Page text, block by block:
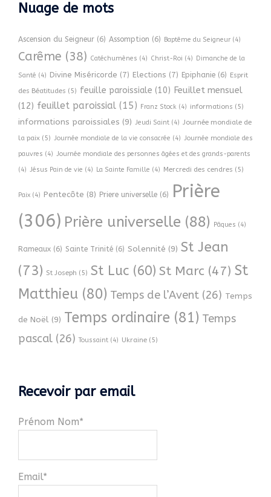
Nuage de mots
Ascension du Seigneur (6) Assomption (6) Baptême du Seigneur (4)
Carême (38) Catéchumènes (4) Christ-Roi (4) Dimanche de la
Santé (4) Divine Miséricorde (7) Elections (7) Epiphanie (6) Esprit
des Béatitudes (5) feuille paroissiale (10) Feuillet mensuel
(12) feuillet paroissial (15) Franz Stock (4) informations (5)
informations paroissiales (9) Jeudi Saint (4) Journée mondiale de
la paix (5) Journée mondiale de la vie consacrée (4) Journée mondiale des
pauvres (4) Journée mondiale des personnes âgées et des grands-parents
(4) Jésus Pain de vie (4) La Sainte Famille (4) Mercredi des cendres (5)
Paix (4) Pentecôte (8) Priere universelle (6)
Prière
(306) Prière universelle (88) Pâques (4)
Rameaux (6) Sainte Trinité (6) Solennité (9) St Jean
(73) St Joseph (5) St Luc (60) St Marc (47) St
Matthieu (80) Temps de l’Avent (26) Temps
de Noël (9) Temps ordinaire (81) Temps
pascal (26) Toussaint (4) Ukraine (5)
Recevoir par email
Prénom Nom*
Email*